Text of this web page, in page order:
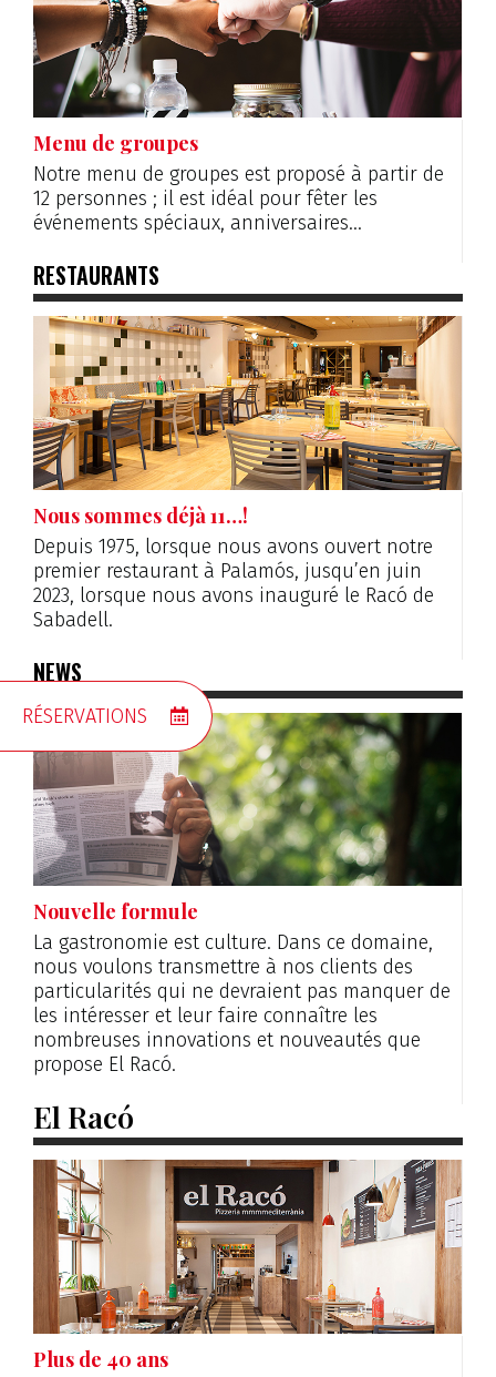
Menu de groupes
Notre menu de groupes est proposé à partir de
12 personnes ; il est idéal pour fêter les
événements spéciaux, anniversaires…
RESTAURANTS
Nous sommes déjà 11…!
Depuis 1975, lorsque nous avons ouvert notre
premier restaurant à Palamós, jusqu’en juin
2023, lorsque nous avons inauguré le Racó de
Sabadell.
NEWS
Nouvelle formule
La gastronomie est culture. Dans ce domaine,
nous voulons transmettre à nos clients des
particularités qui ne devraient pas manquer de
les intéresser et leur faire connaître les
nombreuses innovations et nouveautés que
propose El Racó.
El Racó
Plus de 40 ans
RÉSERVATIONS